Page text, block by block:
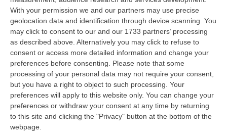
With your permission we and our partners may use precise
geolocation data and identification through device scanning. You
may click to consent to our and our 1733 partners’ processing
as described above. Alternatively you may click to refuse to
consent or access more detailed information and change your
preferences before consenting. Please note that some
processing of your personal data may not require your consent,
but you have a right to object to such processing. Your
preferences will apply to this website only. You can change your
preferences or withdraw your consent at any time by returning
to this site and clicking the "Privacy" button at the bottom of the
webpage.
Meteo, Ondata Di Caldo Estremo Fino A Ferragosto
“Nella giornata di oggi ancora temporali, in alcuni casi molto intensi, sui
rilievi di Alpi e Appennini, e in locale estensione fin verso le…
09 Agosto, 15:10
Razionalizzazione Della Spesa Sanitaria E Acquisti Sotto Controllo.
La Strategia “anti-Sprechi” Della Regione
“CATANZARO La razionalizzazione della spesa sanitaria passa dalla
centralizzazione degli acquisti. È una delle direttrici individuate dalla…
09 Agosto, 14:37